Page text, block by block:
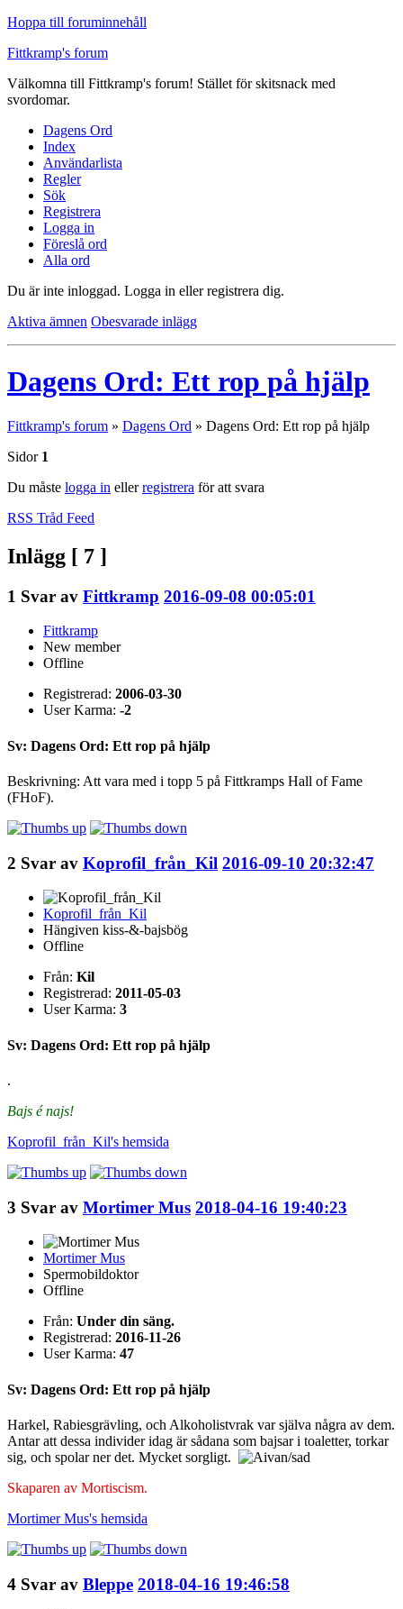
Hoppa till foruminnehåll
Fittkramp's forum
Välkomna till Fittkramp's forum! Stället för skitsnack med
svordomar.
Dagens Ord
Index
Användarlista
Regler
Sök
Registrera
Logga in
Föreslå ord
Alla ord
Du är inte inloggad. Logga in eller registrera dig.
Aktiva ämnen Obesvarade inlägg
Dagens Ord: Ett rop på hjälp
Fittkramp's forum » Dagens Ord » Dagens Ord: Ett rop på hjälp
Sidor 1
Du måste logga in ellerregistrera för att svara
RSS Tråd Feed
Inlägg [ 7 ]
1 Svar av Fittkramp 2016-09-08 00:05:01
Fittkramp
New member
Offline
Registrerad: 2006-03-30
User Karma: -2
Sv: Dagens Ord: Ett rop på hjälp
Beskrivning: Att vara med i topp 5 på Fittkramps Hall of Fame
(FHoF).
2 Svar av Koprofil_från_Kil 2016-09-10 20:32:47
Koprofil_från_Kil
Hängiven kiss-&-bajsbög
Offline
Från: Kil
Registrerad: 2011-05-03
User Karma: 3
Sv: Dagens Ord: Ett rop på hjälp
.
Bajs é najs!
Koprofil_från_Kil's hemsida
3 Svar av Mortimer Mus 2018-04-16 19:40:23
Mortimer Mus
Spermobildoktor
Offline
Från: Under din säng.
Registrerad: 2016-11-26
User Karma: 47
Sv: Dagens Ord: Ett rop på hjälp
Harkel, Rabiesgrävling, och Alkoholistvrak var själva några av dem.
Antar att dessa individer idag är sådana som bajsar i toaletter, torkar
sig, och spolar ner det. Mycket sorgligt.
Skaparen av Mortiscism.
Mortimer Mus's hemsida
4 Svar av Bleppe 2018-04-16 19:46:58